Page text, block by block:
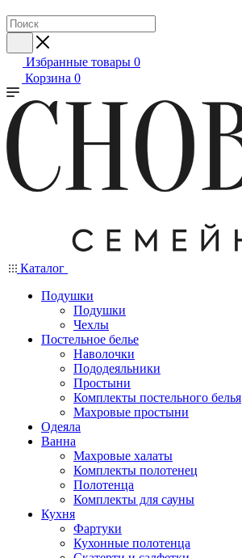
Избранные товары 0
Корзина 0
Каталог
Подушки
Подушки
Чехлы
Постельное белье
Наволочки
Пододеяльники
Простыни
Комплекты постельного белья
Махровые простыни
Одеяла
Ванна
Махровые халаты
Комплекты полотенец
Полотенца
Комплекты для сауны
Кухня
Фартуки
Кухонные полотенца